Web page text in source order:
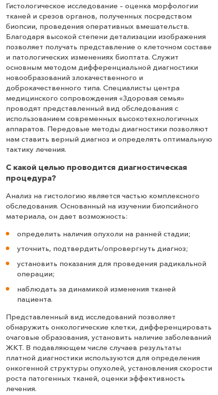
Гистологическое исследование – оценка морфологии
тканей и срезов органов, полученных посредством
биопсии, проведения оперативных вмешательств.
Благодаря высокой степени детализации изображения
позволяет получать представление о клеточном составе
и патологических изменениях биоптата. Служит
основным методом дифференциальной диагностики
новообразований злокачественного и
доброкачественного типа. Специалисты центра
медицинского сопровождения «Здоровая семья»
проводят представленный вид обследования с
использованием современных высокотехнологичных
аппаратов. Передовые методы диагностики позволяют
нам ставить верный диагноз и определять оптимальную
тактику лечения.
С какой целью проводится диагностическая
процедура?
Анализ на гистологию является частью комплексного
обследования. Основанный на изучении биопсийного
материала, он дает возможность:
определить наличия опухоли на ранней стадии;
уточнить, подтвердить/опровергнуть диагноз;
установить показания для проведения радикальной
операции;
наблюдать за динамикой изменения тканей
пациента.
Представленный вид исследований позволяет
обнаружить онкологические клетки, дифференцировать
очаговые образования, установить наличие заболеваний
ЖКТ. В подавляющем числе случаев результаты
платной диагностики используются для определения
онкогенной структуры опухолей, установления скорости
роста патогенных тканей, оценки эффективность
лечения.